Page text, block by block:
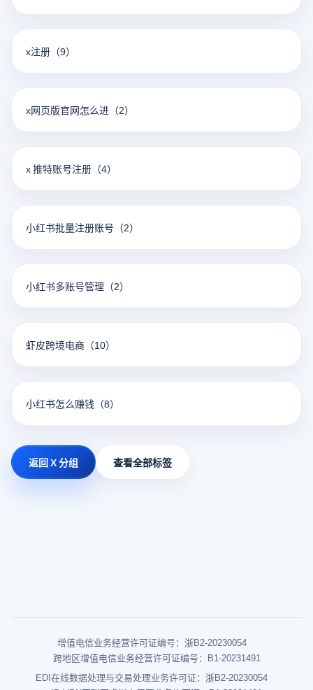
x注册 （9）
x网页版官网怎么进 （2）
x 推特账号注册 （4）
小红书批量注册账号 （2）
小红书多账号管理 （2）
虾皮跨境电商 （10）
小红书怎么赚钱 （8）
返回 X 分组 查看全部标签
增值电信业务经营许可证编号：浙B2-20230054
跨地区增值电信业务经营许可证编号：B1-20231491
EDI在线数据处理与交易处理业务许可证：浙B2-20230054